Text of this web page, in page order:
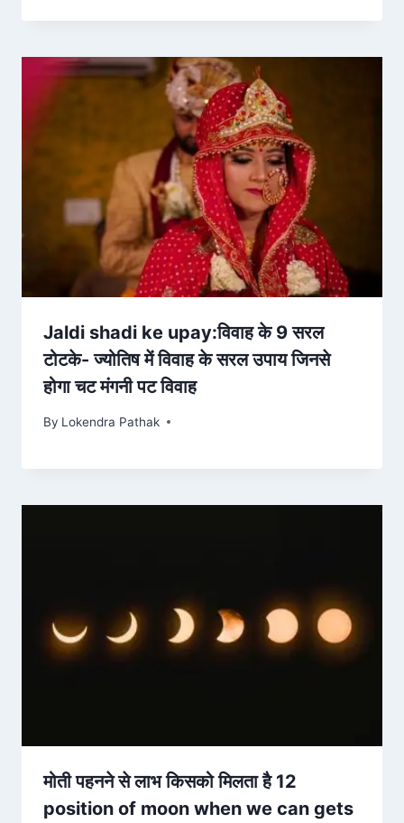
Jaldi shadi ke upay:विवाह के 9 सरल
टोटके- ज्योतिष में विवाह के सरल उपाय जिनसे
होगा चट मंगनी पट विवाह
By Lokendra Pathak
मोती पहनने से लाभ किसको मिलता है 12
position of moon when we can gets